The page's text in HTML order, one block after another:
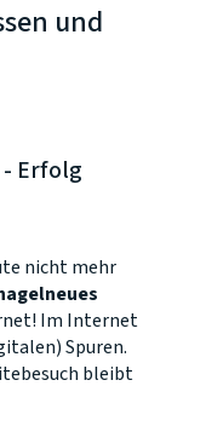
und
Erfolg
nicht mehr
Im Internet
Spuren.
bleibt